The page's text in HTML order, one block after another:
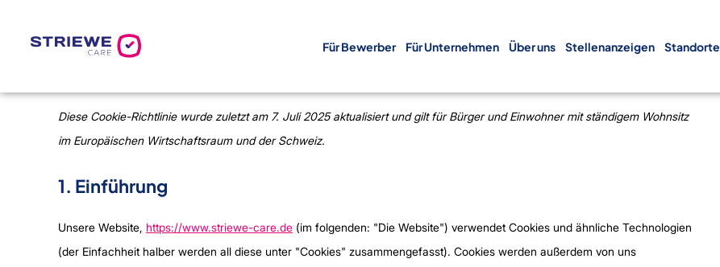
Inhalt
Für Bewerber Für Unternehmen Über uns Stellenanzeigen Standorte
Diese Cookie-Richtlinie wurde zuletzt am 7. Juli 2025 aktualisiert und gilt für Bürger und Einwohner mit ständigem Wohnsitz
im Europäischen Wirtschaftsraum und der Schweiz.
1. Einführung
Unsere Website, https://www.striewe-care.de (im folgenden: "Die Website") verwendet Cookies und ähnliche Technologien
(der Einfachheit halber werden all diese unter "Cookies" zusammengefasst). Cookies werden außerdem von uns
Consent
Consent
Consent
Marketing